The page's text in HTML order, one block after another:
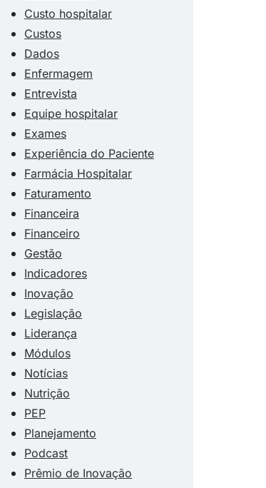
Custo hospitalar
Custos
Dados
Enfermagem
Entrevista
Equipe hospitalar
Exames
Experiência do Paciente
Farmácia Hospitalar
Faturamento
Financeira
Financeiro
Gestão
Indicadores
Inovação
Legislação
Liderança
Módulos
Notícias
Nutrição
PEP
Planejamento
Podcast
Prêmio de Inovação